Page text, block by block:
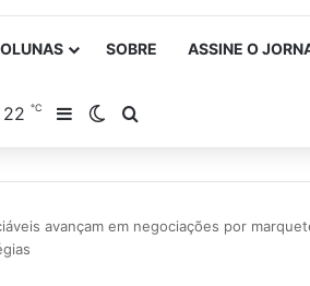
SOBRE ASSINE O
22℃ Barra Lateral
Switch skin
avançam em negociações por